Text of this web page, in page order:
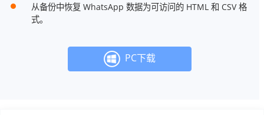
从备份中恢复 WhatsApp 数据为可访问的 HTML 和 CSV 格
式。
PC下载